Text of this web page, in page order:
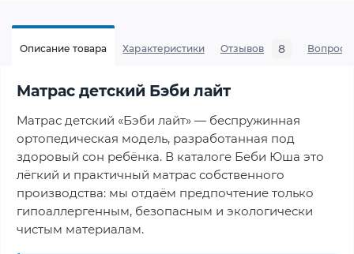
Описание товара Характеристики Отзывов 8 Вопросы
Матрас детский Бэби лайт
Матрас детский «Бэби лайт» — беспружинная
ортопедическая модель, разработанная под
здоровый сон ребёнка. В каталоге Беби Юша это
лёгкий и практичный матрас собственного
производства: мы отдаём предпочтение только
гипоаллергенным, безопасным и экологически
чистым материалам.